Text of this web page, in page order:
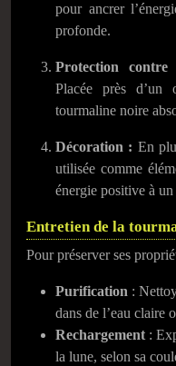
pour ancrer
profonde.
Protection contre
Placée près d’un
tourmaline noire
Décoration : En
utilisée comme
énergie positive à un
Entretien de la
Pour préserver ses
Purification :
dans de l’eau claire
Rechargement :
la lune, selon sa